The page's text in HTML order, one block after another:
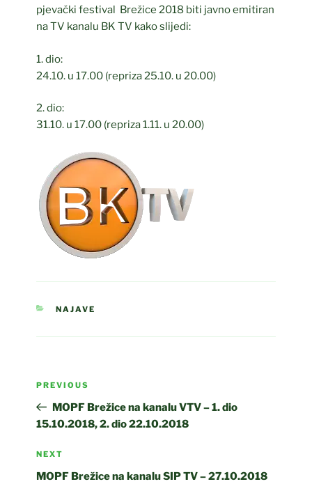
pjevački festival Brežice 2018 biti javno emitiran
na TV kanalu BK TV kako slijedi:
1. dio:
24.10. u 17.00 (repriza 25.10. u 20.00)
2. dio:
31.10. u 17.00 (repriza 1.11. u 20.00)
CATEGORIES
NAJAVE
Post
Previous
Post
PREVIOUS
MOPF Brežice na kanalu VTV – 1. dio
15.10.2018, 2. dio 22.10.2018
Next
Post
NEXT
MOPF Brežice na kanalu SIP TV – 27.10.2018